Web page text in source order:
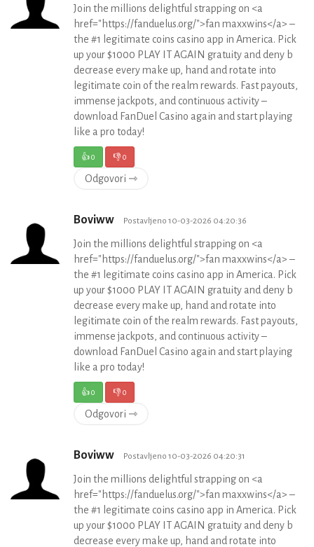
Join the millions delightful strapping on <a
href="https://fanduelus.org/">fan maxxwins</a> –
the #1 legitimate coins casino app in America. Pick
up your $1000 PLAY IT AGAIN gratuity and deny b
decrease every make up, hand and rotate into
legitimate coin of the realm rewards. Fast payouts,
immense jackpots, and continuous activity –
download FanDuel Casino again and start playing
like a pro today!
👍0 👎0
Odgovori ⇾
Boviww Postavljeno 10-03-2026 04:20:36
Join the millions delightful strapping on <a
href="https://fanduelus.org/">fan maxxwins</a> –
the #1 legitimate coins casino app in America. Pick
up your $1000 PLAY IT AGAIN gratuity and deny b
decrease every make up, hand and rotate into
legitimate coin of the realm rewards. Fast payouts,
immense jackpots, and continuous activity –
download FanDuel Casino again and start playing
like a pro today!
👍0 👎0
Odgovori ⇾
Boviww Postavljeno 10-03-2026 04:20:31
Join the millions delightful strapping on <a
href="https://fanduelus.org/">fan maxxwins</a> –
the #1 legitimate coins casino app in America. Pick
up your $1000 PLAY IT AGAIN gratuity and deny b
decrease every make up, hand and rotate into